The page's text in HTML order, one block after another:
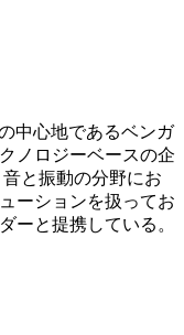
中心地であるベンガ
ノロジーベースの企
と振動の分野にお
ーションを扱ってお
ーと提携している。